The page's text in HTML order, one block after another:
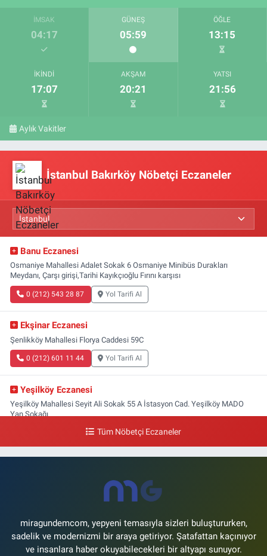
İMSAK
04:17
GÜNEŞ
05:59
ÖĞLE
13:15
İKINDI
17:07
AKŞAM
20:21
YATSI
21:56
Aylık Vakitler
İstanbul Bakırköy Nöbetçi Eczaneler
Banu Eczanesi
Osmaniye Mahallesi Adalet Sokak 6 Osmaniye Minibüs Durakları
Meydanı, Çarşı girişi,Tarihi Kayıkçıoğlu Fırını karşısı
0 (212) 543 28 87 Yol Tarifi Al
Ekşinar Eczanesi
Şenlikköy Mahallesi Florya Caddesi 59C
0 (212) 601 11 44 Yol Tarifi Al
Yeşilköy Eczanesi
Yeşilköy Mahallesi Seyit Ali Sokak 55 A İstasyon Cad. Yeşilköy MADO
Yan Sokağı
Yol Tarifi Al
Ataköy 3-4-11. Kısım Mahallesi Dr. Remzi Kazancıgil Caddesi Ataköy
4.Kısım Çarşısı No:12 Ataköy 4.Kısım Çarşısı
Tüm Nöbetçi Eczaneler
miragundemcom, yepyeni temasıyla sizleri buluştururken,
sadelik ve modernizmi bir araya getiriyor. Şatafattan kaçınıyor
ve insanlara haber okuyabilecekleri bir altyapı sunuyor.